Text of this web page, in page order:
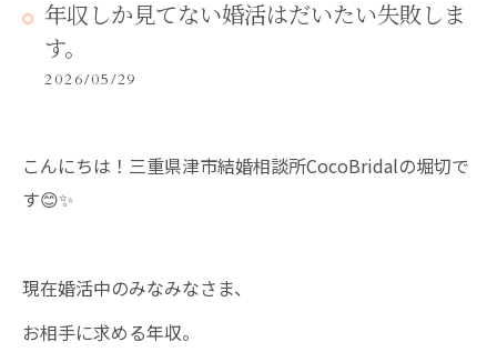
年収しか見てない婚活はだいたい失敗しま
す。
2026/05/29
こんにちは！三重県津市結婚相談所CocoBridalの堀切で
す😊✨
現在婚活中のみなみなさま、
お相手に求める年収。